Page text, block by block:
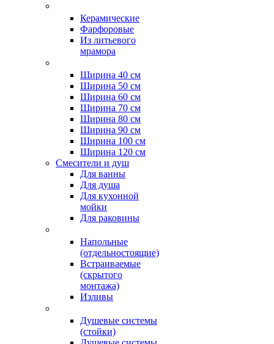
Керамические
Фарфоровые
Из литьевого
мрамора
Ширина 40 см
Ширина 50 см
Ширина 60 см
Ширина 70 см
Ширина 80 см
Ширина 90 см
Ширина 100 см
Ширина 120 см
Смесители и душ
Для ванны
Для душа
Для кухонной
мойки
Для раковины
Напольные
(отдельностоящие)
Встраиваемые
(скрытого
монтажа)
Изливы
Душевые системы
(стойки)